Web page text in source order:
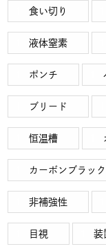
食い切り
液体窒素
ポンチ
ブリード
恒温槽
カーボンブラック
非補強性
目視 装